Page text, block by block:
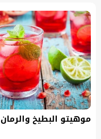
موهيتو البطيخ والرمان